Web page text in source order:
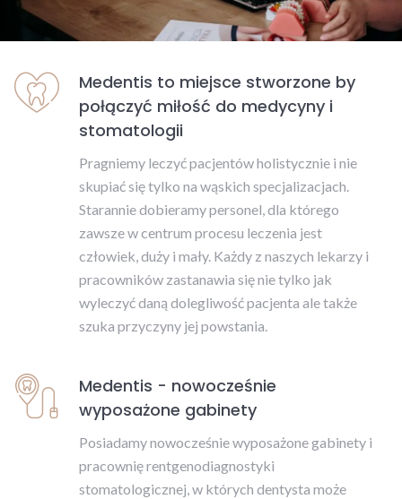
Medentis to miejsce stworzone by
połączyć miłość do medycyny i
stomatologii
Pragniemy leczyć pacjentów holistycznie i nie
skupiać się tylko na wąskich specjalizacjach.
Starannie dobieramy personel, dla którego
zawsze w centrum procesu leczenia jest
człowiek, duży i mały. Każdy z naszych lekarzy i
pracowników zastanawia się nie tylko jak
wyleczyć daną dolegliwość pacjenta ale także
szuka przyczyny jej powstania.
Medentis - nowocześnie
wyposażone gabinety
Posiadamy nowocześnie wyposażone gabinety i
pracownię rentgenodiagnostyki
stomatologicznej, w których dentysta może